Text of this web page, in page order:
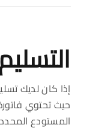
إذا كان لديك
حيث تحتوي
المستودع